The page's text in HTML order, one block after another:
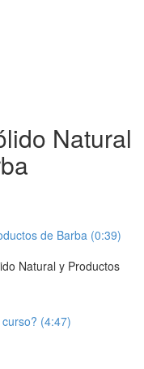
Natural
de Barba (0:39)
Natural y Productos
(4:47)